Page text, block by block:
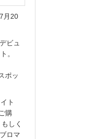
月20
ビュ
。
ポッ
ト
購
しく
ロマ